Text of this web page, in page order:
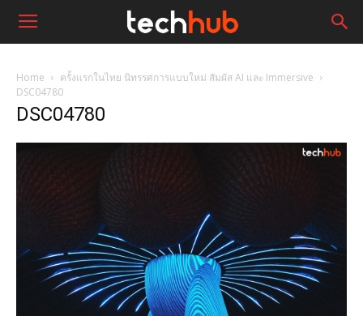
Home
ครั้งแรกในไทย นิทรรศการแบบใหม่ สัมผัส AI และ Immersive
DSC04780
DSC04780